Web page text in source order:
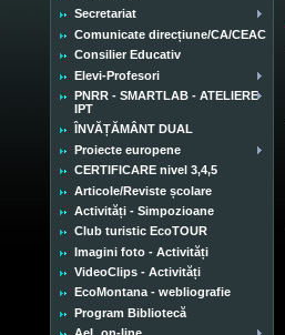
Secretariat
Comunicate direcțiune/CA/CEAC
Consilier Educativ
Elevi-Profesori
PNRR - SMARTLAB - ATELIERE
IPT
ÎNVĂȚĂMÂNT DUAL
Proiecte europene
CERTIFICARE nivel 3,4,5
Articole/Reviste școlare
Activități - Simpozioane
Club turistic EcoTOUR
Imagini foto - Activități
VideoClips - Activități
EcoMontana - webliografie
Program Bibliotecă